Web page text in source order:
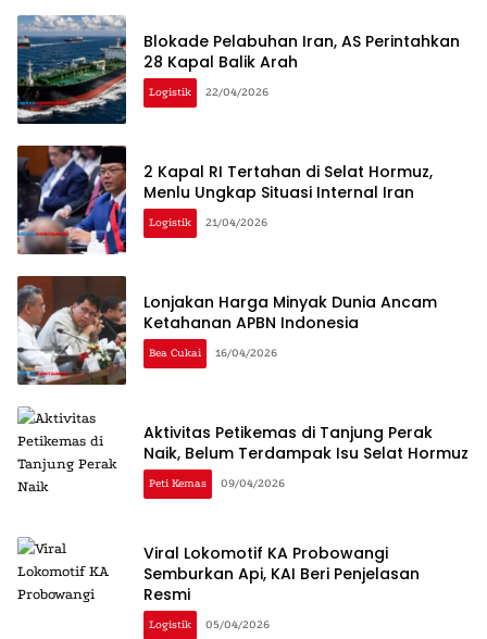
Blokade Pelabuhan Iran, AS Perintahkan
28 Kapal Balik Arah
Logistik 22/04/2026
2 Kapal RI Tertahan di Selat Hormuz,
Menlu Ungkap Situasi Internal Iran
Logistik 21/04/2026
Lonjakan Harga Minyak Dunia Ancam
Ketahanan APBN Indonesia
Bea Cukai 16/04/2026
Aktivitas Petikemas di Tanjung Perak
Naik, Belum Terdampak Isu Selat Hormuz
Peti Kemas 09/04/2026
Viral Lokomotif KA Probowangi
Semburkan Api, KAI Beri Penjelasan
Resmi
Logistik 05/04/2026